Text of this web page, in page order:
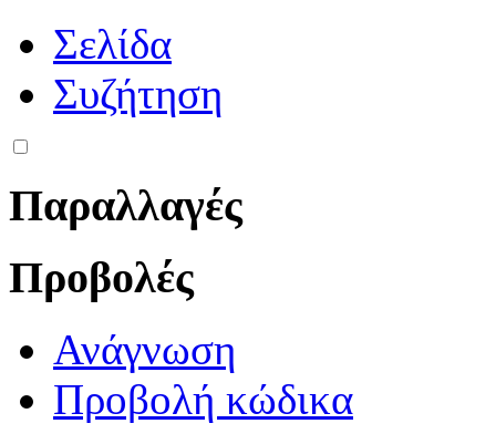
Σελίδα
Συζήτηση
Παραλλαγές
Προβολές
Ανάγνωση
Προβολή κώδικα